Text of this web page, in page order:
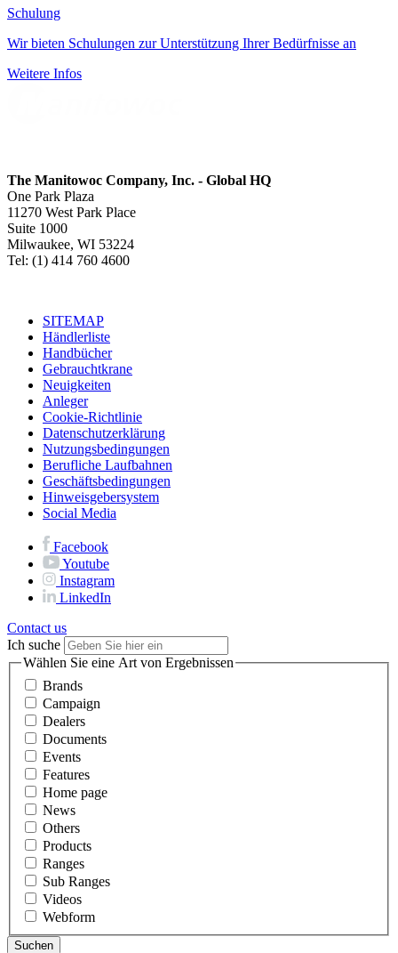
Schulung
Wir bieten Schulungen zur Unterstützung Ihrer Bedürfnisse an
Weitere Infos
The Manitowoc Company, Inc. - Global HQ
One Park Plaza
11270 West Park Place
Suite 1000
Milwaukee, WI 53224
Tel: (1) 414 760 4600
SITEMAP
Händlerliste
Handbücher
Gebrauchtkrane
Neuigkeiten
Anleger
Cookie-Richtlinie
Datenschutzerklärung
Nutzungsbedingungen
Berufliche Laufbahnen
Geschäftsbedingungen
Hinweisgebersystem
Social Media
Facebook
Youtube
Instagram
LinkedIn
Contact us
Ich suche
Wählen Sie eine Art von Ergebnissen
Brands
Campaign
Dealers
Documents
Events
Features
Home page
News
Others
Products
Ranges
Sub Ranges
Videos
Webform